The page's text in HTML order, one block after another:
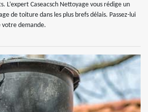
L’expert Caseacsch Nettoyage vous rédige un
de toiture dans les plus brefs délais. Passez-lui
votre demande.